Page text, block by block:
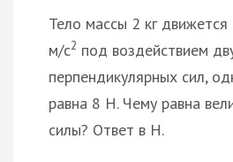
Тело массы 2 кг движется
м/с2 под воздействием
перпендикулярных сил,
равна 8 Н. Чему равна
силы? Ответ в Н.